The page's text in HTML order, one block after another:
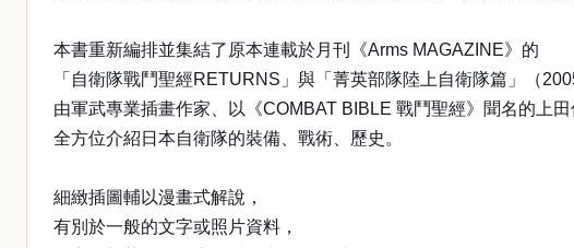
本書重新編排並集結了原本連載於月刊《Arms MAGAZINE》的
「自衛隊戰鬥聖經RETURNS」與「菁英部隊陸上自衛隊篇」（
由軍武專業插畫作家、以《COMBAT BIBLE 戰鬥聖經》聞名的上田
全方位介紹日本自衛隊的裝備、戰術、歷史。
細緻插圖輔以漫畫式解說，
有別於一般的文字或照片資料，